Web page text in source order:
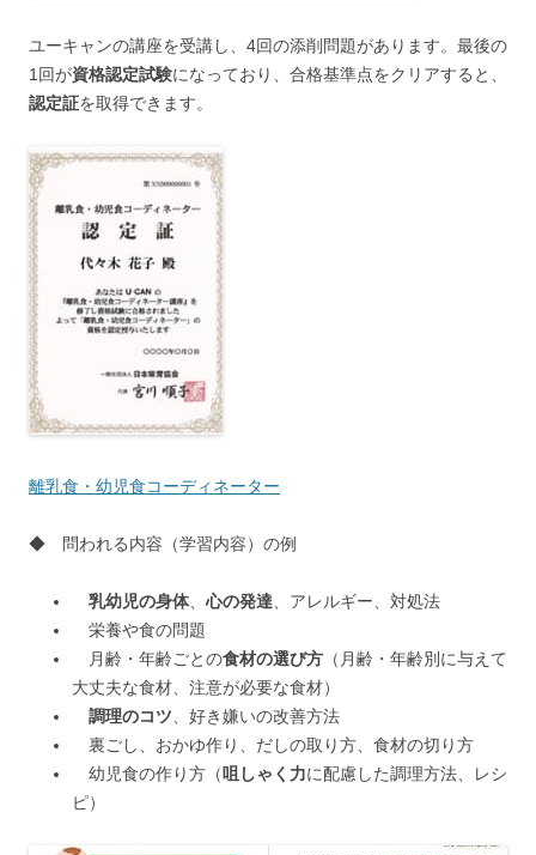
ユーキャンの講座を受講し、4回の添削問題があります。最後の
1回が資格認定試験になっており、合格基準点をクリアすると、
認定証を取得できます。
離乳食・幼児食コーディネーター
◆ 問われる内容（学習内容）の例
乳幼児の身体、 心の発達、アレルギー、対処法
栄養や食の問題
月齢・年齢ごとの食材の選び方 （月齢・年齢別に与えて
大丈夫な食材、注意が必要な食材）
調理のコツ、好き嫌いの改善方法
裏ごし、おかゆ作り、だしの取り方、食材の切り方
幼児食の作り方（咀しゃく力に配慮した調理方法、レシ
ピ）